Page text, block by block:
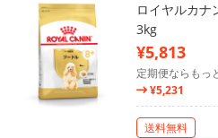
ロイヤルカナ
3kg
¥5,813
定期便ならもっ
¥5,231
送料無料